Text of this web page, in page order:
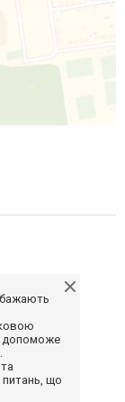
бажають
допоможе
що